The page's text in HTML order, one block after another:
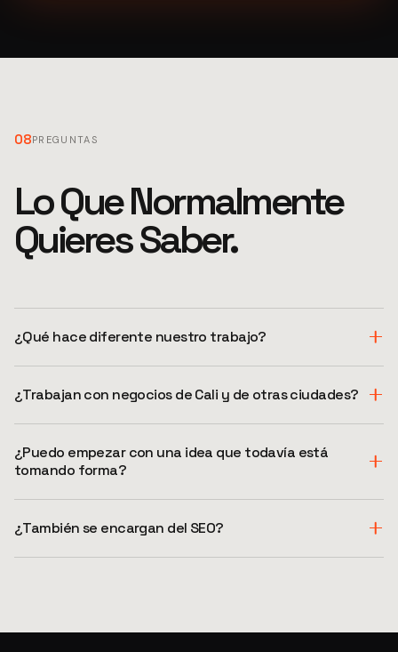
08PREGUNTAS
Lo Que Normalmente
Quieres Saber.
¿Qué hace diferente nuestro trabajo?
¿Trabajan con negocios de Cali y de otras ciudades?
¿Puedo empezar con una idea que todavía está
tomando forma?
¿También se encargan del SEO?